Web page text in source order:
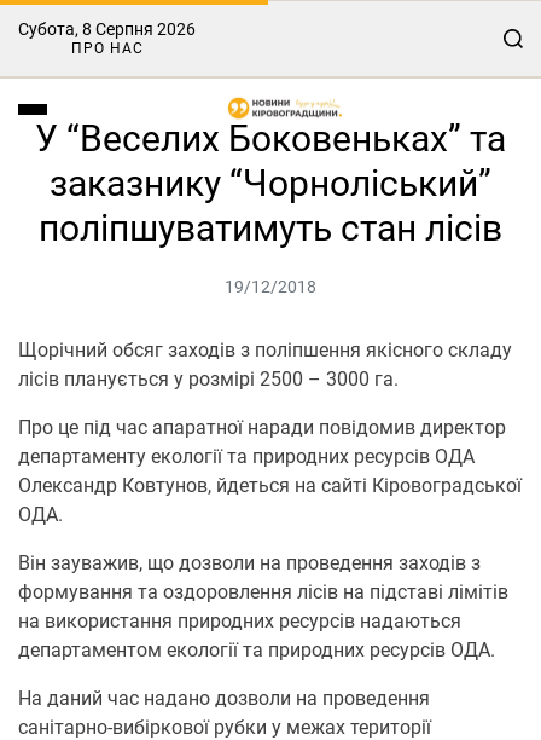
Субота, 8 Серпня 2026
ПРО НАС
У “Веселих Боковеньках” та
заказнику “Чорноліський”
поліпшуватимуть стан лісів
19/12/2018
Щорічний обсяг заходів з поліпшення якісного складу
лісів планується у розмірі 2500 – 3000 га.
Про це під час апаратної наради повідомив директор
департаменту екології та природних ресурсів ОДА
Олександр Ковтунов, йдеться на сайті Кіровоградської
ОДА.
Він зауважив, що дозволи на проведення заходів з
формування та оздоровлення лісів на підставі лімітів
на використання природних ресурсів надаються
департаментом екології та природних ресурсів ОДА.
На даний час надано дозволи на проведення
санітарно-вибіркової рубки у межах території